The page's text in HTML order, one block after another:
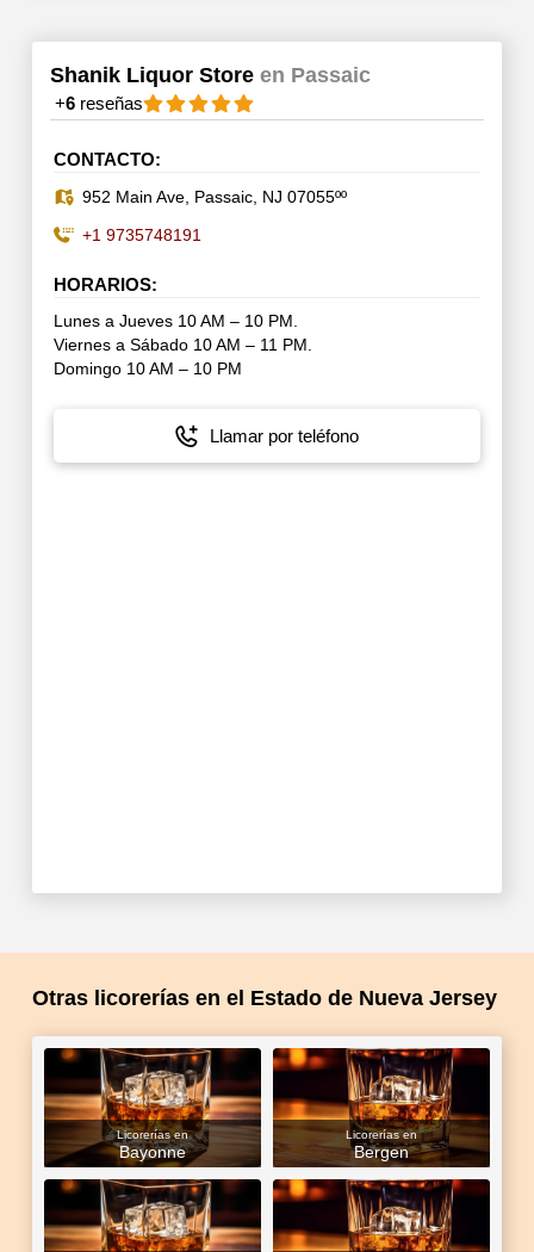
Shanik Liquor Store en Passaic
+6reseñas
CONTACTO:
952 Main Ave, Passaic, NJ 07055ºº
+1 9735748191
HORARIOS:
Lunes a Jueves 10 AM – 10 PM.
Viernes a Sábado 10 AM – 11 PM.
Domingo 10 AM – 10 PM
Llamar por teléfono
Otras licorerías en el Estado de Nueva Jersey
Licorerías en
Bayonne
Licorerías en
Bergen